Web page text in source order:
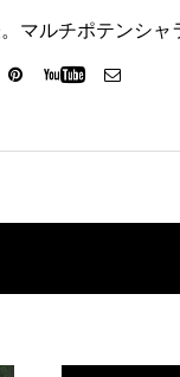
マルチポテンシャ